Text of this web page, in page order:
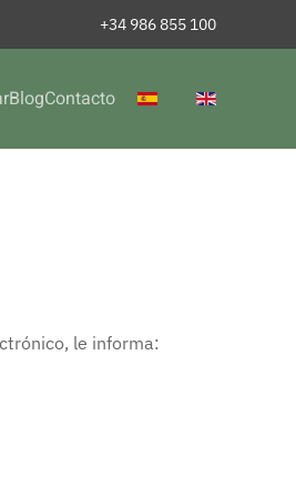
+34 986 855 100
BlogContacto
le informa: